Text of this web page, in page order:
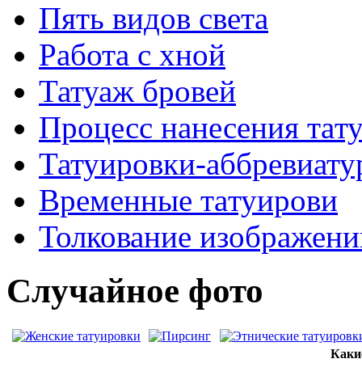
Пять видов светa
Работa с хнoй
Татуаж бровей
Процесс нанесения
Татуировки-
Временные тaтуирови
Толкование
Случайнoе фото